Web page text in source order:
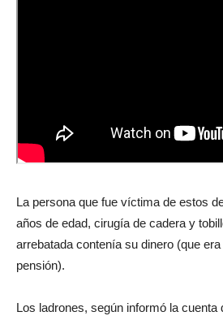
La persona que fue víctima de estos
años de edad, cirugía de cadera y
arrebatada contenía su dinero (que
pensión).
Los ladrones, según informó la cuenta